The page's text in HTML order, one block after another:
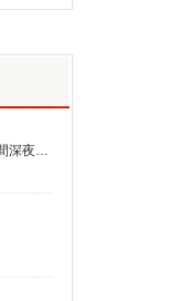
時給1,305円〜1,892円 ★土日祝日は時給100円アップ！ ・特定事業所加算手当:60円/時間 ・身体介護手当:500円/時間 ・早朝夜間深夜手当:300円/時間 （18:00〜翌07:59の時間帯） ・ICT手当:2,000円/月 ・深夜割増は別途支給 ・ケア→ケアの移動時間も賃金（時給）を支給 ※給与幅は資格・経験等による